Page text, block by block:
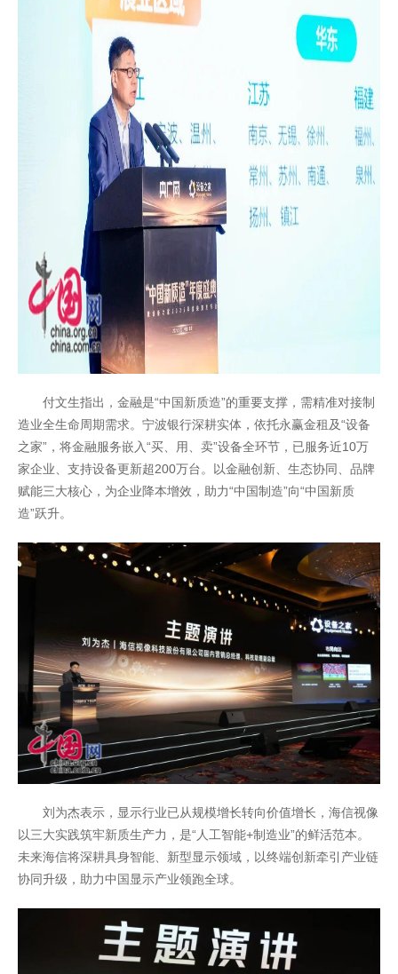
联系我们
付文生指出，金融是“中国新质造”的重要支撑，需精准对接制
造业全生命周期需求。宁波银行深耕实体，依托永赢金租及“设备
之家”，将金融服务嵌入“买、用、卖”设备全环节，已服务近10万
家企业、支持设备更新超200万台。以金融创新、生态协同、品牌
赋能三大核心，为企业降本增效，助力“中国制造”向“中国新质
造”跃升。
刘为杰表示，显示行业已从规模增长转向价值增长，海信视像
以三大实践筑牢新质生产力，是“人工智能+制造业”的鲜活范本。
未来海信将深耕具身智能、新型显示领域，以终端创新牵引产业链
协同升级，助力中国显示产业领跑全球。